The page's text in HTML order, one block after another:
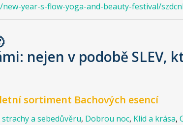
year-s-flow-yoga-and-beauty-festival/
nejen v podobě SLEV,
sortiment Bachových esencí
strachy a sebedůvěru, Dobrou noc, Klid a krása,